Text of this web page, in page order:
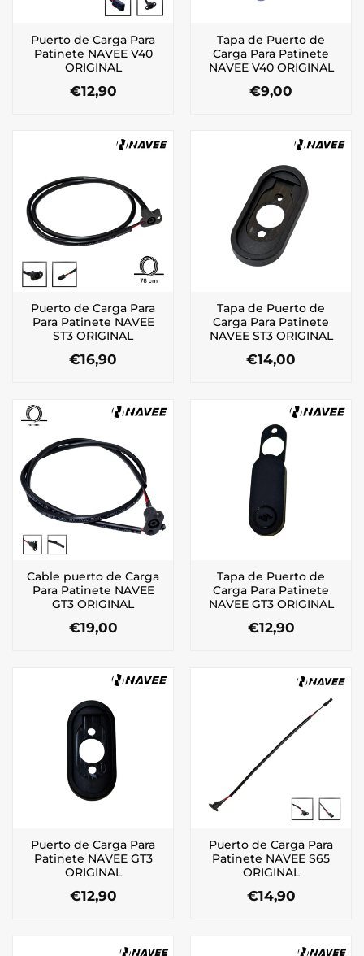
Puerto de Carga Para
Patinete NAVEE V40
ORIGINAL
€12,90
Tapa de Puerto de
Carga Para Patinete
NAVEE V40 ORIGINAL
€9,00
Puerto de Carga Para
Para Patinete NAVEE
ST3 ORIGINAL
€16,90
Tapa de Puerto de
Carga Para Patinete
NAVEE ST3 ORIGINAL
€14,00
Cable puerto de Carga
Para Patinete NAVEE
GT3 ORIGINAL
€19,00
Tapa de Puerto de
Carga Para Patinete
NAVEE GT3 ORIGINAL
€12,90
Puerto de Carga Para
Patinete NAVEE GT3
ORIGINAL
€12,90
Puerto de Carga Para
Patinete NAVEE S65
ORIGINAL
€14,90